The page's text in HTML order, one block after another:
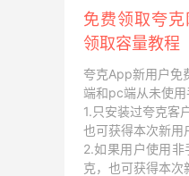
免费领取夸
领取容量教程
夸克App新用户免
端和pc端从未使用
1.只安装过夸克客
也可获得本次新用
2.如果用户使用
克，也可获得本次